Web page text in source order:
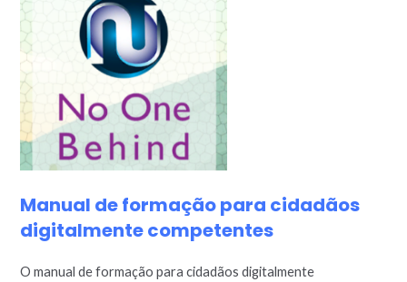
Manual de formação para cidadãos
digitalmente competentes
O manual de formação para cidadãos digitalmente